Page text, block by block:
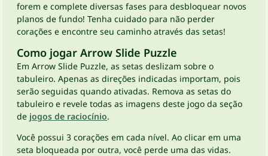
forem e complete diversas fases para desbloquear novos
planos de fundo! Tenha cuidado para não perder
corações e encontre seu caminho através das setas!
Como jogar Arrow Slide Puzzle
Em Arrow Slide Puzzle, as setas deslizam sobre o
tabuleiro. Apenas as direções indicadas importam, pois
serão seguidas quando ativadas. Remova as setas do
tabuleiro e revele todas as imagens deste jogo da seção
de jogos de raciocínio.
Você possui 3 corações em cada nível. Ao clicar em uma
seta bloqueada por outra, você perde uma das vidas.